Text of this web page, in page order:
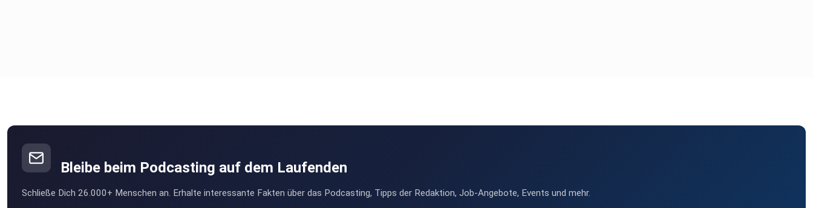
Bleibe beim Podcasting auf dem Laufenden
Schließe Dich 26.000+ Menschen an. Erhalte interessante Fakten über das Podcasting, Tipps der Redaktion, Job-Angebote, Events und mehr.